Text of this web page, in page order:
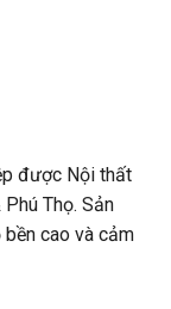
được Nội thất
Thọ. Sản
cao và cảm